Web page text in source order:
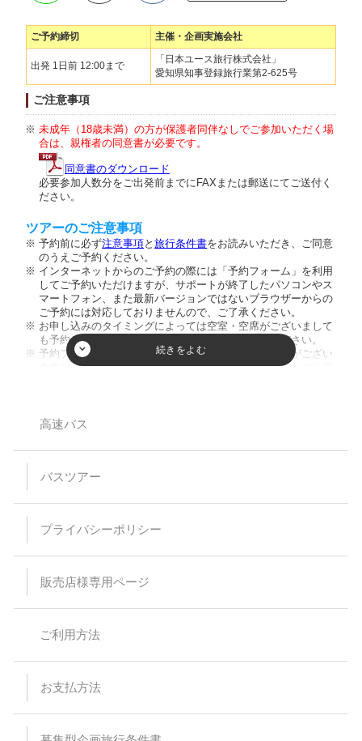
ご予約締切 主催・企画実施会社
出発 1日前 12:00まで
「日本ユース旅行株式会社」
愛知県知事登録旅行業第2-625号
ご注意事項
未成年（18歳未満）の方が保護者同伴なしでご参加いただく場
合は、親権者の同意書が必要です。
同意書のダウンロード
必要参加人数分をご出発前までにFAXまたは郵送にてご送付く
ださい。
ツアーのご注意事項
予約前に必ず注意事項と旅行条件書をお読みいただき、ご同意
のうえご予約ください。
インターネットからのご予約の際には「予約フォーム」を利用
してご予約いただけますが、サポートが終了したパソコンやス
マートフォン、また最新バージョンではないブラウザーからの
ご予約には対応しておりませんので、ご了承ください。
お申し込みのタイミングによっては空室・空席がございまして
も予約が成立しない場合がございますのでご了承ください。
予約フォーム内の人数欄に幼児のお客様の人数入力枠がござい
ますが、ご入力頂きましてもご人数に反映致しません。ご注意
す。
【バスプランについて】
います。当日、集合場所にお越しなられても、お断りさせてい
乗車・下車場所は事前予約が必要です。（予約のない乗下車地
乳児（0～1歳）の方はバス乗車中のシートベルト着用が困難な
予約時の集客状況によりご希望の乗下車地をお取りすることが
特に記載のない限り、バス車内にトイレはついておりません。
バスの乗車運賃は予告なく変更になる場合があります。予約受
付後または旅行代金をお支払い頂いた後に運賃が変更された場
ちすることは出来ません。停留所または集合場所に時間までに
お見えにならない場合でもバス乗務員及び受付係員からのご連
場所にて停留所の案内を致します。尚、受付を済ませた後でも
高速バス
バスツアー
プライバシーポリシー
販売店様専用ページ
ご利用方法
お支払方法